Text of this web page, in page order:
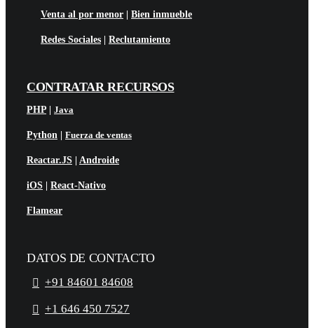
Venta al por menor| Bien inmueble
Redes Sociales| Reclutamiento
CONTRATAR RECURSOS
PHP| Java
Python| Fuerza de ventas
Reactar.JS| Androide
iOS| React-Nativo
Flamear
DATOS DE CONTACTO
+91 84601 84608
+1 646 450 7527